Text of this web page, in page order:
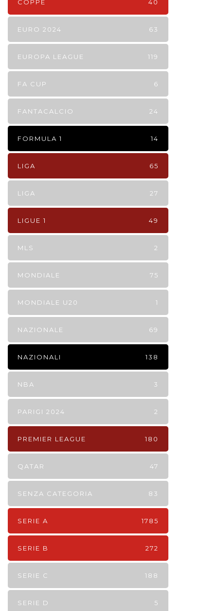
COPPE 40
EURO 2024 63
EUROPA LEAGUE 119
FA CUP 6
FANTACALCIO 24
FORMULA 1 14
LIGA 65
LIGA 27
LIGUE 1 49
MLS 2
MONDIALE 75
MONDIALE U20 1
NAZIONALE 69
NAZIONALI 138
NBA 3
PARIGI 2024 2
PREMIER LEAGUE 180
QATAR 47
SENZA CATEGORIA 83
SERIE A 1785
SERIE B 272
SERIE C 188
SERIE D 5